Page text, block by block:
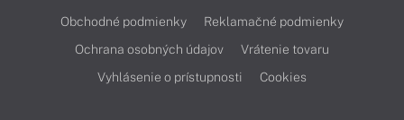
Obchodné podmienky
Reklamačné podmienky
Ochrana osobných údajov
Vrátenie tovaru
Vyhlásenie o prístupnosti
Cookies